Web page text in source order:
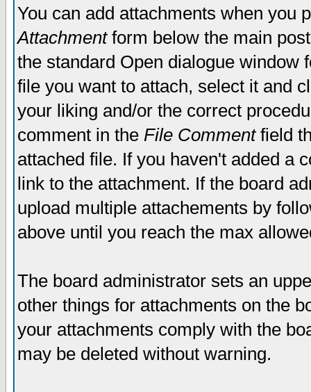
You can add attachments when you
Attachmentform below the main
the standard Open dialogue window
file you want to attach, select it and
your liking and/or the correct
comment in the File Commentfield
attached file. If you haven't added a
link to the attachment. If the board
upload multiple attachements by
above until you reach the max
The board administrator sets an
other things for attachments on the
your attachments comply with the
may be deleted without warning.